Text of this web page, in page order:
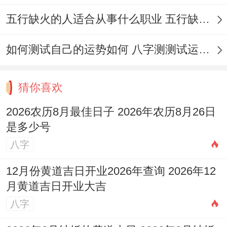
的生辰八字不同。
对日子的吉凶感受也会有区别？当…时条件
八字。选择一个不仅仅是日子吉利~更有甚
者同自身五行相生、气场相合的日子。
这样才能真正达到趋吉避凶的效果?!毕竟 天
时地利人和;缺一不可嘛！
选择一个好的开工日子~是为了给事业一个
好的开端.寄托了对前景的美好期盼?!2026年
五行缺火的人适合从事什么职业 五行缺火的人适合从事的职业有哪些
如何测试自己的运势如何 八字测测试运运程
猜你喜欢
2026农历8月最佳日子 2026年农历8月26日
是多少号
八字
12月份黄道吉日开业2026年查询 2026年12
月黄道吉日开业大吉
八字